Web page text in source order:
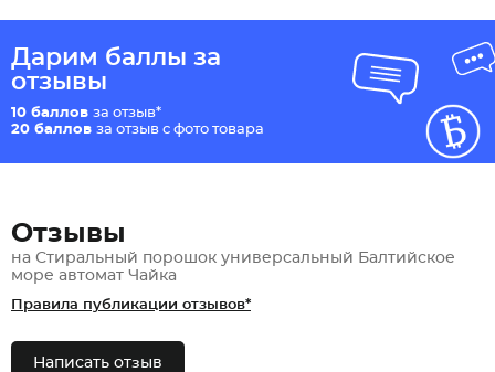
Дарим баллы за
отзывы
10 баллов за отзыв*
20 баллов за отзыв с фото товара
Отзывы
на Стиральный порошок универсальный Балтийское
море автомат Чайка
Правила публикации отзывов*
Написать отзыв